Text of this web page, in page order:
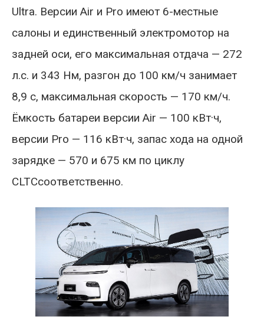
Ultra. Версии Air и Pro имеют 6-местные
салоны и единственный электромотор на
задней оси, его максимальная отдача — 272
л.с. и 343 Нм, разгон до 100 км/ч занимает
8,9 с, максимальная скорость — 170 км/ч.
Ёмкость батареи версии Air — 100 кВт·ч,
версии Pro — 116 кВт·ч, запас хода на одной
зарядке — 570 и 675 км по циклу
CLTCсоответственно.